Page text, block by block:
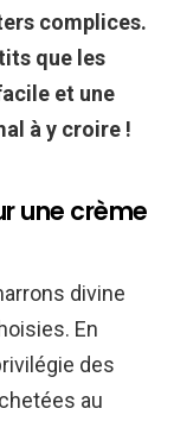
complices.
que les
et une
à y croire !
une crème
divine
En
des
au